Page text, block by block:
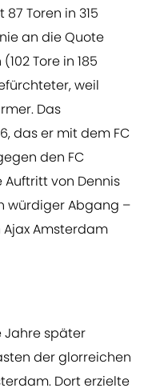
87 Toren in 315
an die Quote
Tore in 185
weil
Das
das er mit dem FC
den FC
von Dennis
würdiger Abgang –
Amsterdam
Jahre später
der glorreichen
Dort erzielte